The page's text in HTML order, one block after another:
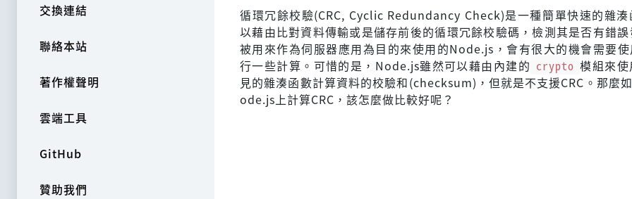
交換連結
聯絡本站
著作權聲明
雲端工具
GitHub
贊助我們
循環冗餘校驗(CRC, Cyclic Redundancy Check)是一種簡單快速的雜
以藉由比對資料傳輸或是儲存前後的循環冗餘校驗碼，檢測其是否有錯
被用來作為伺服器應用為目的來使用的Node.js，會有很大的機會需要使
行一些計算。可惜的是，Node.js雖然可以藉由內建的 crypto 模組來
見的雜湊函數計算資料的校驗和(checksum)，但就是不支援CRC。那麼
ode.js上計算CRC，該怎麼做比較好呢？